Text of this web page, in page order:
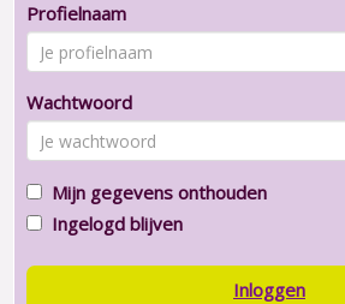
Profielnaam
Wachtwoord
Mijn gegevens onthouden
Ingelogd blijven
Inloggen